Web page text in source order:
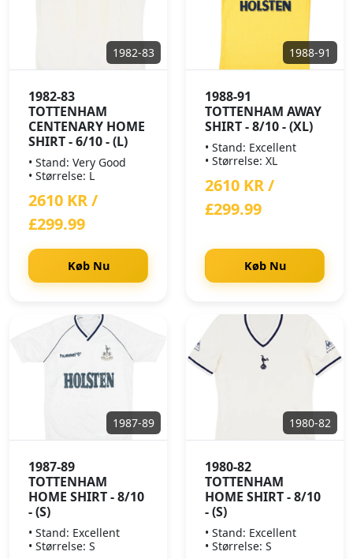
1982-83
1982-83
TOTTENHAM
CENTENARY HOME
SHIRT - 6/10 - (L)
• Stand: Very Good
• Størrelse: L
2610 KR /
£299.99
Køb Nu
1988-91
1988-91
TOTTENHAM AWAY
SHIRT - 8/10 - (XL)
• Stand: Excellent
• Størrelse: XL
2610 KR /
£299.99
Køb Nu
1987-89
1987-89
TOTTENHAM
HOME SHIRT - 8/10
- (S)
• Stand: Excellent
• Størrelse: S
1980-82
1980-82
TOTTENHAM
HOME SHIRT - 8/10
- (S)
• Stand: Excellent
• Størrelse: S